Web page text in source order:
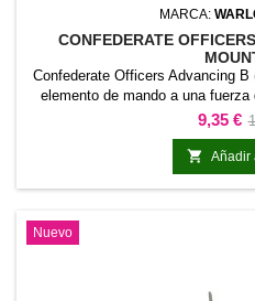
MARCA:
CONFEDERATE
Confederate Officers Advancing
elemento de mando a una
permite identificar oficiales,
dentro de la formación.Es
cuarteles generales, escenarios
Precio
9,35 €
 Añadir
Nuevo